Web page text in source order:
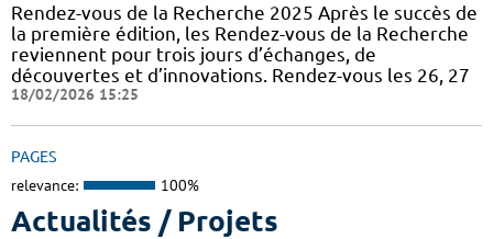
Rendez-vous de la Recherche 2025 Après le succès de
la première édition, les Rendez-vous de la Recherche
reviennent pour trois jours d’échanges, de
découvertes et d’innovations. Rendez-vous les 26, 27
18/02/2026 15:25
PAGES
relevance: 100%
Actualités / Projets